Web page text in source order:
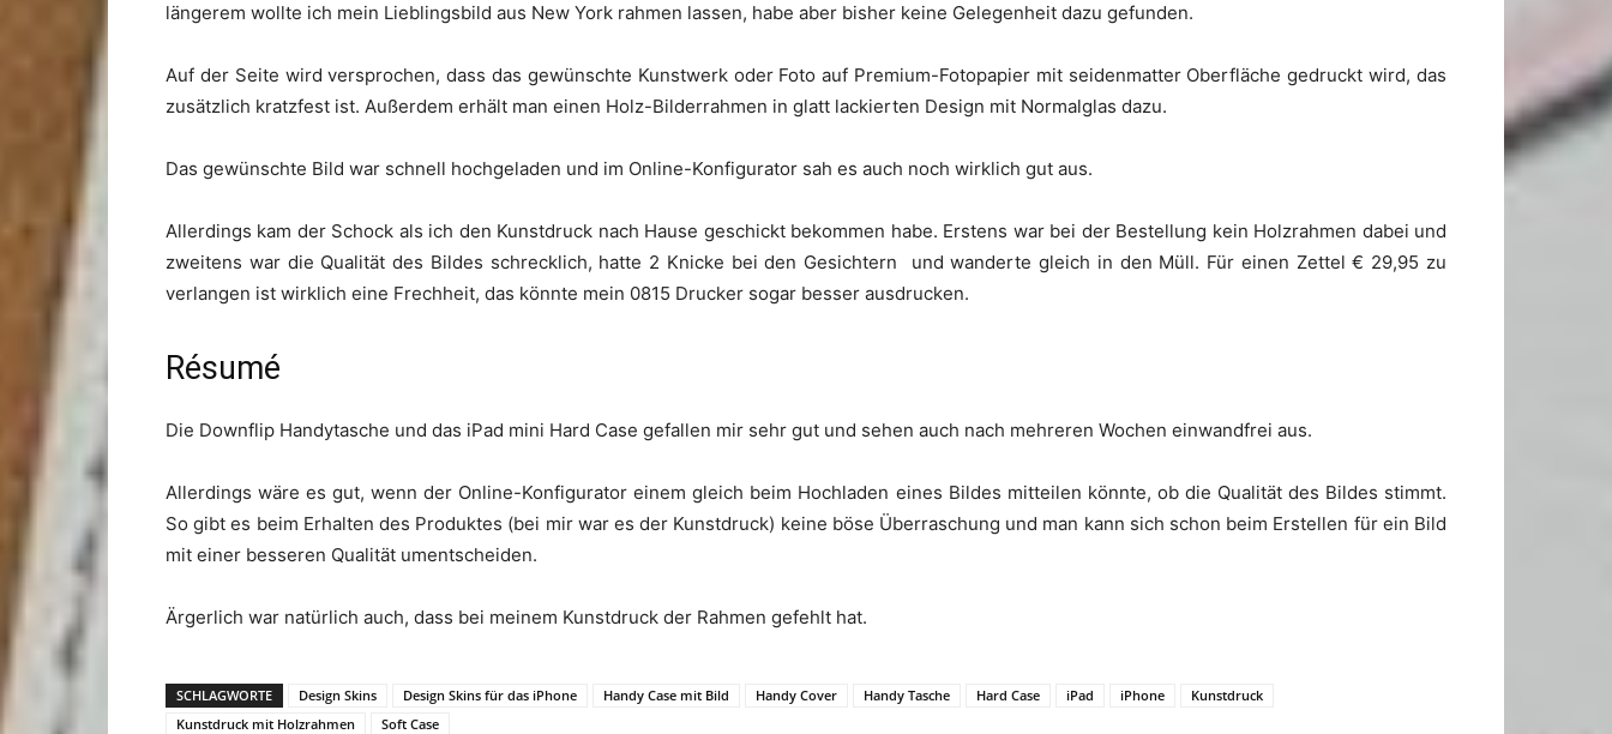
längerem wollte ich mein Lieblingsbild aus New York rahmen lassen, habe aber bisher keine Gelegenheit dazu gefunden.
Auf der Seite wird versprochen, dass das gewünschte Kunstwerk oder Foto auf Premium-Fotopapier mit seidenmatter Oberfläche gedruckt wird, das
zusätzlich kratzfest ist. Außerdem erhält man einen Holz-Bilderrahmen in glatt lackierten Design mit Normalglas dazu.
Das gewünschte Bild war schnell hochgeladen und im Online-Konfigurator sah es auch noch wirklich gut aus.
Allerdings kam der Schock als ich den Kunstdruck nach Hause geschickt bekommen habe. Erstens war bei der Bestellung kein Holzrahmen dabei und
zweitens war die Qualität des Bildes schrecklich, hatte 2 Knicke bei den Gesichtern und wanderte gleich in den Müll. Für einen Zettel € 29,95 zu
verlangen ist wirklich eine Frechheit, das könnte mein 0815 Drucker sogar besser ausdrucken.
Résumé
Die Downflip Handytasche und das iPad mini Hard Case gefallen mir sehr gut und sehen auch nach mehreren Wochen einwandfrei aus.
Allerdings wäre es gut, wenn der Online-Konfigurator einem gleich beim Hochladen eines Bildes mitteilen könnte, ob die Qualität des Bildes stimmt.
So gibt es beim Erhalten des Produktes (bei mir war es der Kunstdruck) keine böse Überraschung und man kann sich schon beim Erstellen für ein Bild
mit einer besseren Qualität umentscheiden.
Ärgerlich war natürlich auch, dass bei meinem Kunstdruck der Rahmen gefehlt hat.
SCHLAGWORTE Design Skins Design Skins für das iPhone Handy Case mit Bild Handy Cover Handy Tasche Hard Case iPad iPhone
Kunstdruck
Kunstdruck mit Holzrahmen
Soft Case